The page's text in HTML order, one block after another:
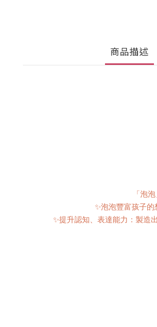
商品描述
「泡
✨泡泡豐富孩子
✨提升認知、表達能力：製造